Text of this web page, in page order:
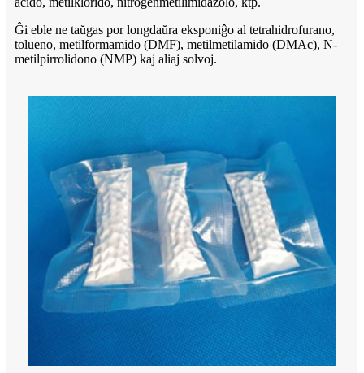
Ĝi eble ne taŭgas por longdaŭra eksponiĝo al tetrahidrofurano,
tolueno, metilformamido (DMF), metilmetilamido (DMAc), N-
metilpirrolidono (NMP) kaj aliaj solvoj.